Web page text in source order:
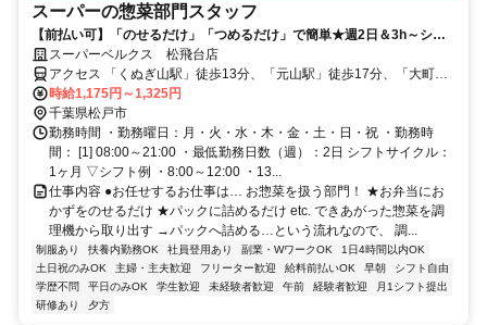
スーパーの惣菜部門スタッフ
【前払い可】「のせるだけ」「つめるだけ」で簡単★週2日＆3h～シフ
ト相談OK！扶養内でも働けます♪
スーパーベルクス 松飛台店
アクセス 「くぬぎ山駅」徒歩13分、「元山駅」徒歩17分、「大町
駅」徒歩20分★自転車通勤OK
時給1,175円～1,325円
千葉県松戸市
勤務時間 ・勤務曜日：月・火・水・木・金・土・日・祝 ・勤務時
間： [1] 08:00～21:00 ・最低勤務日数（週）：2日 シフトサイクル：
1ヶ月 ▽シフト例 ・8:00～12:00 ・13...
仕事内容 ●お任せするお仕事は… お惣菜を扱う部門！ ★お弁当にお
かずをのせるだけ ★パックに詰めるだけ etc. できあがった惣菜を調
理機から取り出す →パックへ詰める…という流れなので、 調...
制服あり 扶養内勤務OK 社員登用あり 副業・WワークOK
1日4時間以内OK
土日祝のみOK
主婦・主夫歓迎 フリーター歓迎 給料前払いOK 早朝
シフト自由
学歴不問
平日のみOK 学生歓迎 未経験者歓迎 午前 経験者歓迎
月1シフト提出
研修あり
夕方